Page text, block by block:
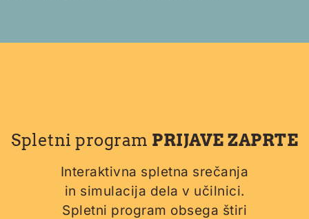
Spletni program PRIJAVE ZAPRTE
Interaktivna spletna srečanja
in simulacija dela v učilnici.
Spletni program obsega štiri